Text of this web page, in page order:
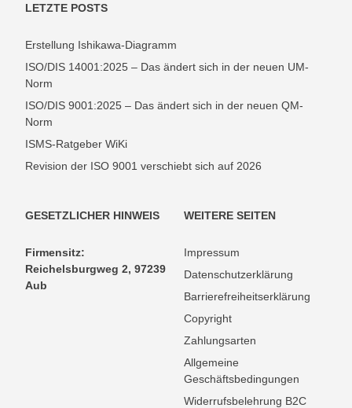
LETZTE POSTS
Erstellung Ishikawa-Diagramm
ISO/DIS 14001:2025 – Das ändert sich in der neuen UM-
Norm
ISO/DIS 9001:2025 – Das ändert sich in der neuen QM-
Norm
ISMS-Ratgeber WiKi
Revision der ISO 9001 verschiebt sich auf 2026
GESETZLICHER HINWEIS
Firmensitz:
Reichelsburgweg 2, 97239
Aub
WEITERE SEITEN
Impressum
Datenschutzerklärung
Barrierefreiheitserklärung
Copyright
Zahlungsarten
Allgemeine
Geschäftsbedingungen
Widerrufsbelehrung B2C